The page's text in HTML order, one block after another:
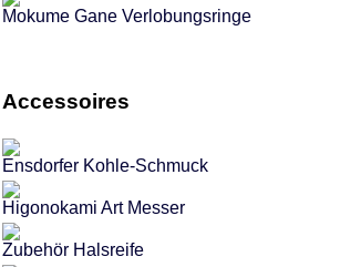
Mokume Gane Verlobungsringe
Accessoires
Ensdorfer Kohle-Schmuck
Higonokami Art Messer
Zubehör Halsreife